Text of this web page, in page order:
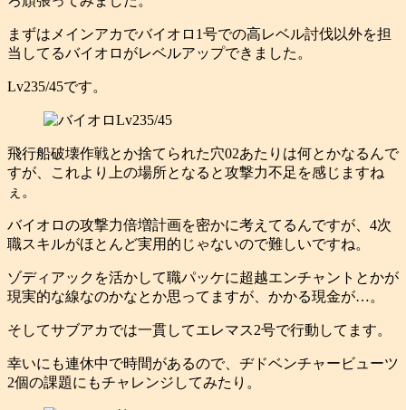
まずはメインアカでバイオロ1号での高レベル討伐以外を担
当してるバイオロがレベルアップできました。
Lv235/45です。
飛行船破壊作戦とか捨てられた穴02あたりは何とかなるんで
すが、これより上の場所となると攻撃力不足を感じますね
ぇ。
バイオロの攻撃力倍増計画を密かに考えてるんですが、4次
職スキルがほとんど実用的じゃないので難しいですね。
ゾディアックを活かして職パッケに超越エンチャントとかが
現実的な線なのかなとか思ってますが、かかる現金が…。
そしてサブアカでは一貫してエレマス2号で行動してます。
幸いにも連休中で時間があるので、ヂドベンチャービューツ
2個の課題にもチャレンジしてみたり。